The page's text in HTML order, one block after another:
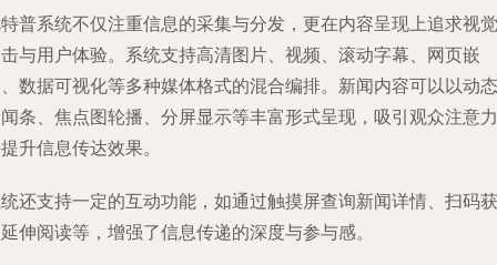
普系统不仅注重信息的采集与分发，更在内容呈现上追求视觉
与用户体验。系统支持高清图片、视频、滚动字幕、网页嵌
数据可视化等多种媒体格式的混合编排。新闻内容可以以动态
条、焦点图轮播、分屏显示等丰富形式呈现，吸引观众注意力
升信息传达效果。
还支持一定的互动功能，如通过触摸屏查询新闻详情、扫码获
伸阅读等，增强了信息传递的深度与参与感。